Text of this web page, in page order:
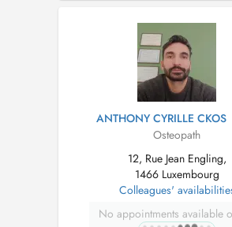
sacro technique and Rolfing. There
parking just outside the bu...
ANTHONY CYRILLE CKOS
Osteopath
12, Rue Jean Engling,
1466 Luxembourg
Colleagues'
No appointments available